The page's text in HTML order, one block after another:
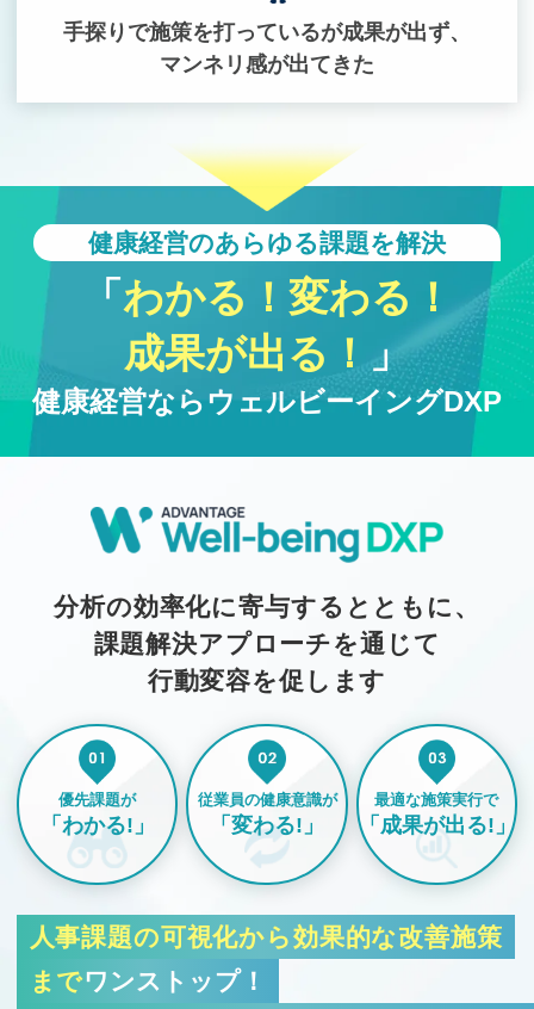
手探りで施策を打っているが成果が出ず、
マンネリ感が出てきた
健康経営のあらゆる課題を解決
「 わかる！変わる！
成果が出る！ 」
健康経営ならウェルビーイングDXP
分析の効率化に寄与するとともに、
課題解決アプローチを通じて
行動変容を促します
優先課題が
「わかる!」
従業員の健康意識が
「変わる!」
最適な施策実行で
「成果が出る!」
人事課題の可視化から効果的な改善施策
までワンストップ！